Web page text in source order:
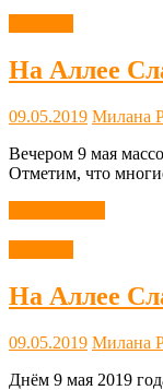
На Аллее
09.05.2019 Милана
Вечером 9 мая
Отметим, что
На Аллее
09.05.2019 Милана
Днём 9 мая 2019